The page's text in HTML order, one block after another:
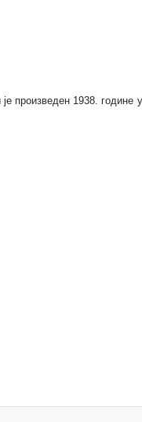
произведен 1938. године